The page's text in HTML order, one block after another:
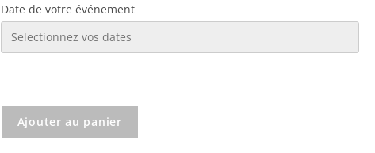
Date de votre événement
Ajouter au panier